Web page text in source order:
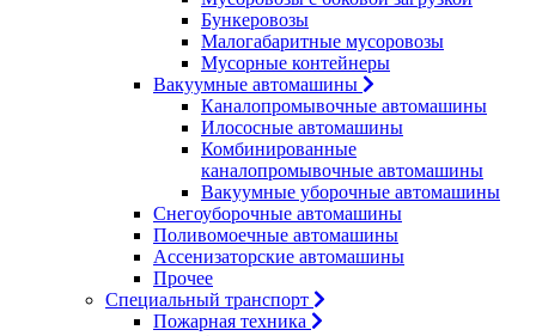
Бункеровозы
Малогабаритные мусоровозы
Мусорные контейнеры
Вакуумные автомашины
Каналопромывочные автомашины
Илососные автомашины
Комбинированные
каналопромывочные автомашины
Вакуумные уборочные автомашины
Снегоуборочные автомашины
Поливомоечные автомашины
Ассенизаторские автомашины
Прочее
Специальный транспорт
Пожарная техника